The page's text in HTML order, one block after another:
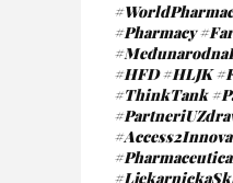
#Pharmacy
#HFD #HLJK
#ThinkTank